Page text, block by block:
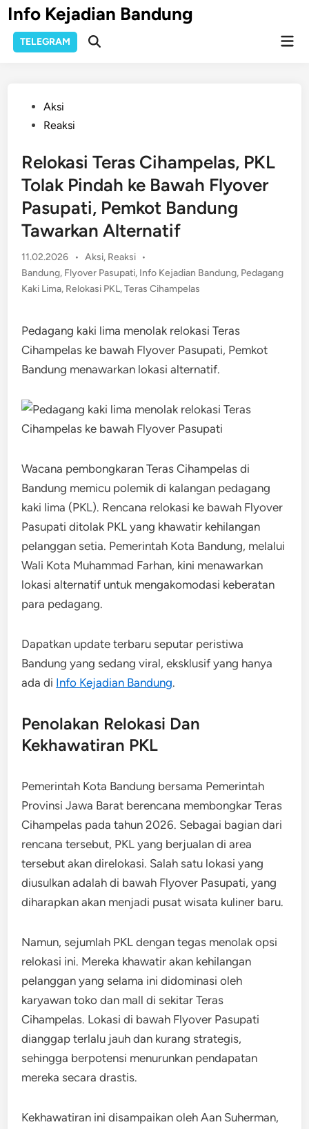
Skip
to
content
Info Kejadian Bandung
TELEGRAM
Open
PostedAksi
Reaksi
Relokasi Teras Cihampelas, PKL
Tolak Pindah ke Bawah Flyover
Pasupati, Pemkot Bandung
Tawarkan Alternatif
11.02.2026 • Posted
in
Aksi, Reaksi •
Bandung, Flyover Pasupati, Info Kejadian Bandung, Pedagang
Kaki Lima, Relokasi PKL,Teras Cihampelas
Pedagang kaki lima menolak relokasi Teras
Cihampelas ke bawah Flyover Pasupati, Pemkot
Bandung menawarkan lokasi alternatif.
Wacana pembongkaran Teras Cihampelas di
Bandung memicu polemik di kalangan pedagang
kaki lima (PKL). Rencana relokasi ke bawah Flyover
Pasupati ditolak PKL yang khawatir kehilangan
pelanggan setia. Pemerintah Kota Bandung, melalui
Wali Kota Muhammad Farhan, kini menawarkan
lokasi alternatif untuk mengakomodasi keberatan
para pedagang.
Dapatkan update terbaru seputar peristiwa
Bandung yang sedang viral, eksklusif yang hanya
ada di Info Kejadian Bandung.
Penolakan Relokasi Dan
Kekhawatiran PKL
Pemerintah Kota Bandung bersama Pemerintah
Provinsi Jawa Barat berencana membongkar Teras
Cihampelas pada tahun 2026. Sebagai bagian dari
rencana tersebut, PKL yang berjualan di area
tersebut akan direlokasi. Salah satu lokasi yang
diusulkan adalah di bawah Flyover Pasupati, yang
diharapkan akan menjadi pusat wisata kuliner baru.
Namun, sejumlah PKL dengan tegas menolak opsi
relokasi ini. Mereka khawatir akan kehilangan
pelanggan yang selama ini didominasi oleh
karyawan toko dan mall di sekitar Teras
Cihampelas. Lokasi di bawah Flyover Pasupati
dianggap terlalu jauh dan kurang strategis,
sehingga berpotensi menurunkan pendapatan
mereka secara drastis.
Kekhawatiran ini disampaikan oleh Aan Suherman,